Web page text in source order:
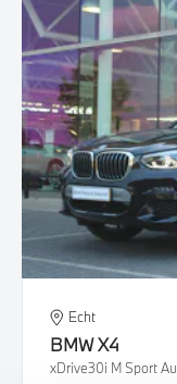
Echt
BMWX4
xDrive30i M Sport